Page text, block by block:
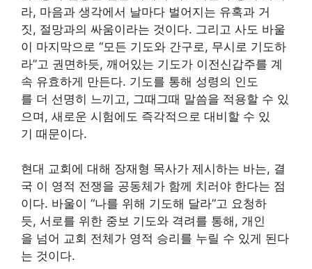
라, 마음과 생각에서 날마다 벌어지는 유혹과 거
짓, 절망과의 싸움이라는 것이다. 그리고 사도 바울
이 마지막으로 “모든 기도와 간구로, 무시로 기도하
라”고 권면하듯, 깨어있는 기도가 이전신갑주를 계
속 유효하게 만든다. 기도를 통해 성령의 인도
를 더 선명히 느끼고, 그때그때 말씀을 적용할 수 있
으며, 새로운 시험에도 즉각적으로 대비할 수 있
기 때문이다.
현대 교회에 대해 장재형 목사가 제시하는 바는, 결
국 이 영적 전쟁을 공동체가 함께 치러야 한다는 점
이다. 바울이 “나를 위해 기도해 달라”고 요청하
듯, 서로를 위한 중보 기도와 격려를 통해, 개인
을 넘어 교회 전체가 영적 승리를 누릴 수 있게 된다
는 것이다.